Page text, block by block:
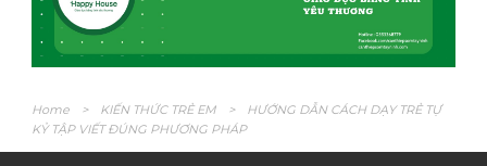
Home > KIẾN THỨC TRẺ EM >
HƯỚNG DẪN CÁCH DẠY TRẺ TỰ
KỶ TẬP VIẾT ĐÚNG PHƯƠNG PHÁP